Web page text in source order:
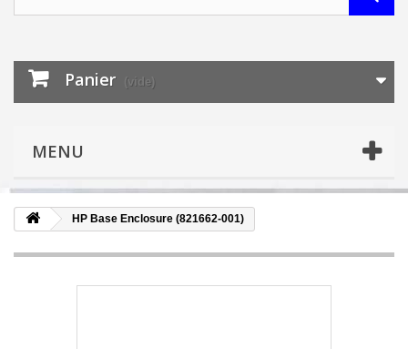
Panier (vide)
MENU
HP Base Enclosure (821662-001)